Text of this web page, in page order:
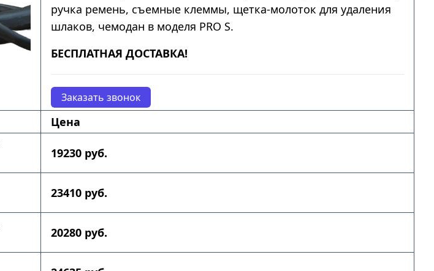
ручка ремень, съемные клеммы, щетка-молоток для удаления
шлаков, чемодан в моделя PRO S.
БЕСПЛАТНАЯ ДОСТАВКА!
Заказать звонок
Цена
19230 руб.
23410 руб.
20280 руб.